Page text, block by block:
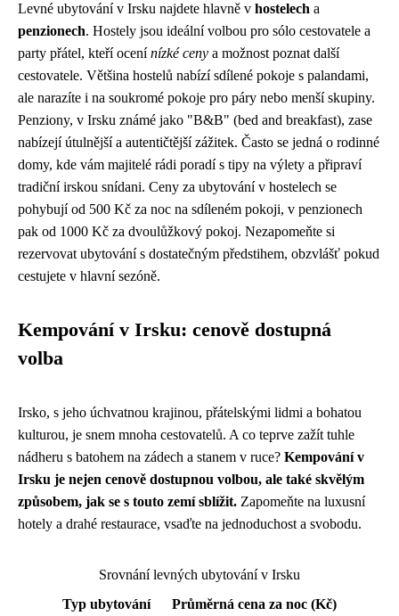
Levné ubytování v Irsku najdete hlavně v hostelech a
penzionech. Hostely jsou ideální volbou pro sólo cestovatele a
party přátel, kteří ocenínízké ceny a možnost poznat další
cestovatele. Většina hostelů nabízí sdílené pokoje s palandami,
ale narazíte i na soukromé pokoje pro páry nebo menší skupiny.
Penziony, v Irsku známé jako "B&B" (bed and breakfast), zase
nabízejí útulnější a autentičtější zážitek. Často se jedná o rodinné
domy, kde vám majitelé rádi poradí s tipy na výlety a připraví
tradiční irskou snídani. Ceny za ubytování v hostelech se
pohybují od 500 Kč za noc na sdíleném pokoji, v penzionech
pak od 1000 Kč za dvoulůžkový pokoj. Nezapomeňte si
rezervovat ubytování s dostatečným předstihem, obzvlášť pokud
cestujete v hlavní sezóně.
Kempování v Irsku: cenově dostupná
volba
Irsko, s jeho úchvatnou krajinou, přátelskými lidmi a bohatou
kulturou, je snem mnoha cestovatelů. A co teprve zažít tuhle
nádheru s batohem na zádech a stanem v ruce? Kempování v
Irsku je nejen cenově dostupnou volbou, ale také skvělým
způsobem, jak se s touto zemí sblížit. Zapomeňte na luxusní
hotely a drahé restaurace, vsaďte na jednoduchost a svobodu.
Srovnání levných ubytování v Irsku
Typ ubytování
Průměrná cena za noc (Kč)